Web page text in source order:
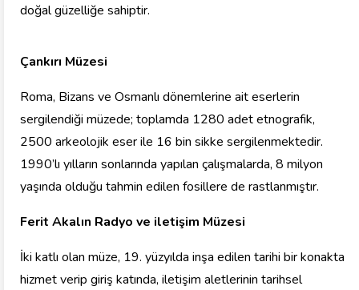
doğal güzelliğe sahiptir.
Çankırı Müzesi
Roma, Bizans ve Osmanlı dönemlerine ait eserlerin
sergilendiği müzede; toplamda 1280 adet etnografik,
2500 arkeolojik eser ile 16 bin sikke sergilenmektedir.
1990’lı yılların sonlarında yapılan çalışmalarda, 8 milyon
yaşında olduğu tahmin edilen fosillere de rastlanmıştır.
Ferit Akalın Radyo ve iletişim Müzesi
İki katlı olan müze, 19. yüzyılda inşa edilen tarihi bir konakta
hizmet verip giriş katında, iletişim aletlerinin tarihsel